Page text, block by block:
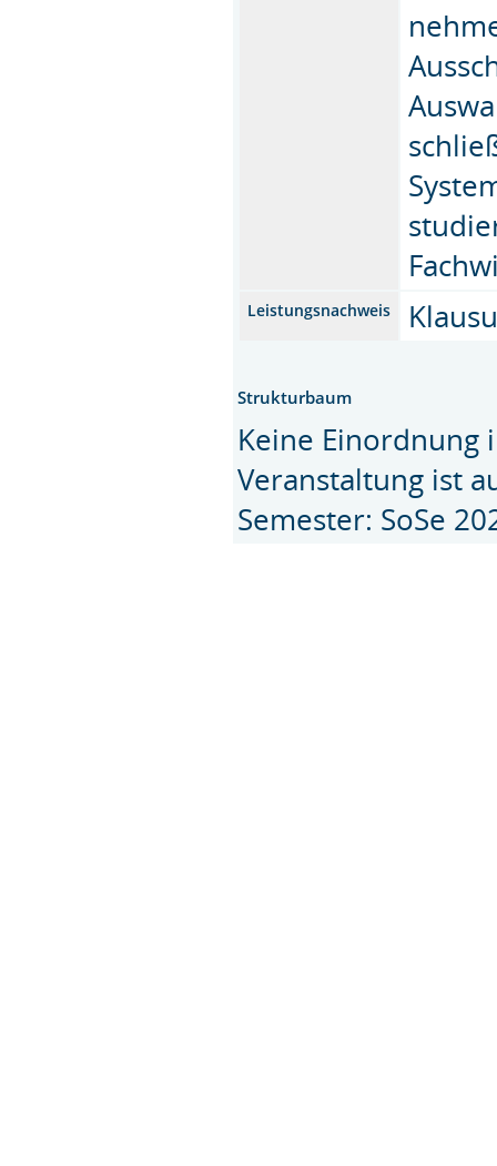
Leistungsnachweis
Strukturbaum
Keine Einordnung
Veranstaltung ist
Semester: SoSe